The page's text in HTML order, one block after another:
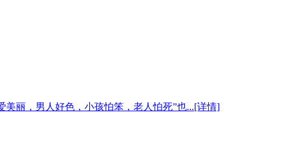
丽，男人好色，小孩怕笨，老人怕死”也...[详情]